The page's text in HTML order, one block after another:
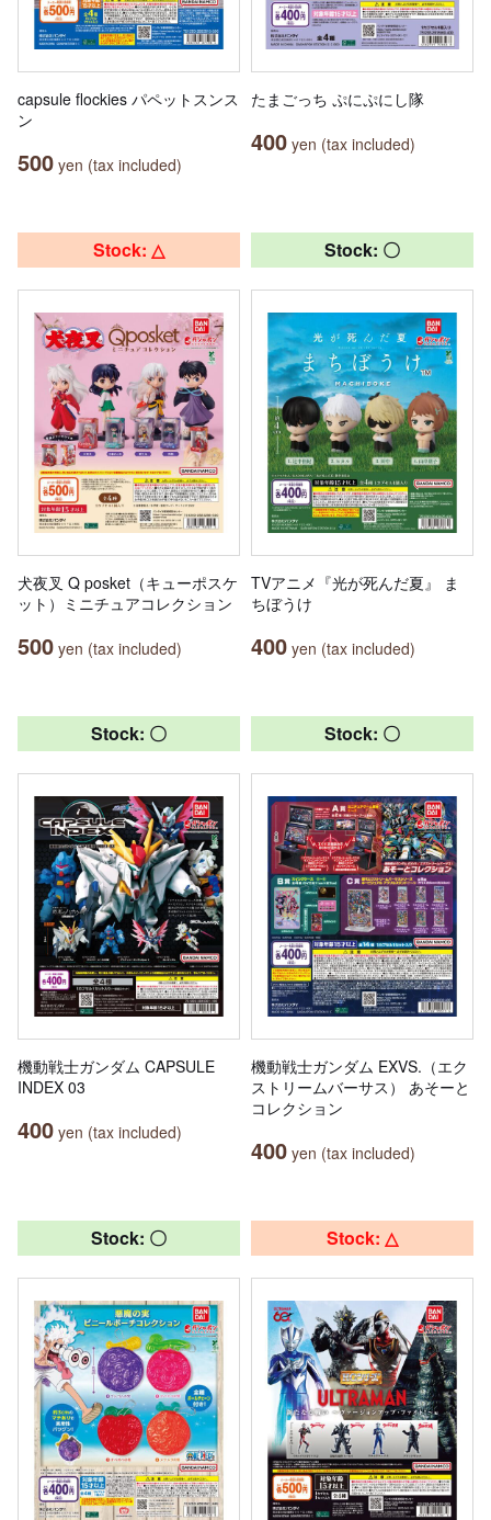
capsule flockies パペットスンス
ン
500 yen (tax included)
たまごっち ぷにぷにし隊
400 yen (tax included)
Stock: △
犬夜叉 Q posket（キューポスケ
ット）ミニチュアコレクション
500 yen (tax included)
Stock: 〇
TVアニメ『光が死んだ夏』 ま
ちぼうけ
400 yen (tax included)
Stock: 〇
機動戦士ガンダム CAPSULE
INDEX 03
400 yen (tax included)
Stock: 〇
機動戦士ガンダム EXVS.（エク
ストリームバーサス） あそーと
コレクション
400 yen (tax included)
Stock: 〇 Stock: △